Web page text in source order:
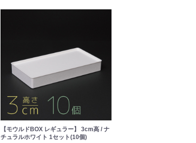
【モウルドBOX レギュラー】 3cm高 / ナ
チュラルホワイト 1セット(10個)